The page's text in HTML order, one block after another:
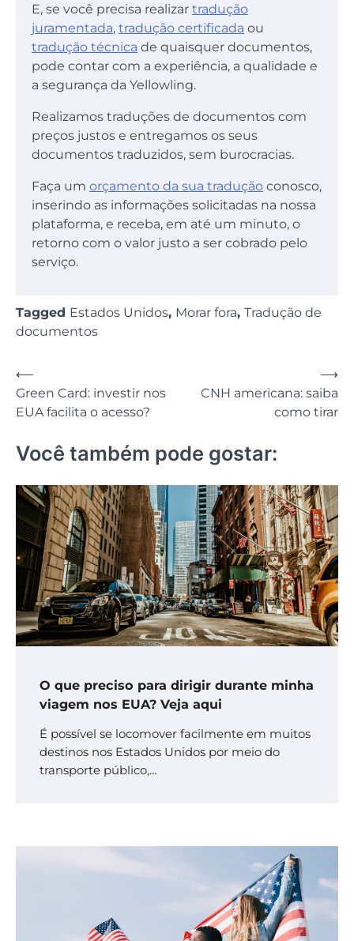
E, se você precisa realizar tradução
juramentada, tradução certificada ou
tradução técnica de quaisquer documentos,
pode contar com a experiência, a qualidade e
a segurança da Yellowling.
Realizamos traduções de documentos com
preços justos e entregamos os seus
documentos traduzidos, sem burocracias.
Faça um orçamento da sua tradução conosco,
inserindo as informações solicitadas na nossa
plataforma, e receba, em até um minuto, o
retorno com o valor justo a ser cobrado pelo
serviço.
Tagged Estados Unidos, Morar fora, Tradução de
documentos
Navegação
de
⟵
Green Card: investir nos
EUA facilita o acesso?
CNH americana: saiba
como tirar
⟶
Você também pode gostar:
O que preciso para dirigir durante minha
viagem nos EUA? Veja aqui
É possível se locomover facilmente em muitos
destinos nos Estados Unidos por meio do
transporte público,…